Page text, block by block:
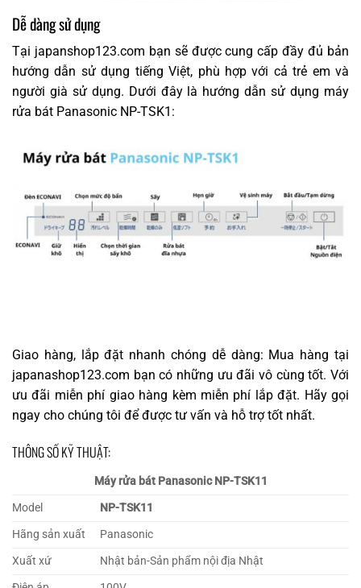
Dễ dàng sử dụng
Tại japanshop123.com bạn sẽ được cung cấp đầy đủ bản
hướng dẫn sử dụng tiếng Việt, phù hợp với cả trẻ em và
người già sử dụng. Dưới đây là hướng dẫn sử dụng máy
rửa bát Panasonic NP-TSK1:
Giao hàng, lắp đặt nhanh chóng dễ dàng: Mua hàng tại
japanashop123.com bạn có những ưu đãi vô cùng tốt. Với
ưu đãi miễn phí giao hàng kèm miễn phí lắp đặt. Hãy gọi
ngay cho chúng tôi để được tư vấn và hỗ trợ tốt nhất.
THÔNG SỐ KỸ THUẬT:
Máy rửa bát Panasonic NP-TSK11
Model
NP-TSK11
Hãng sản xuất
Panasonic
Xuất xứ
Nhật bản-Sản phẩm nội địa Nhật